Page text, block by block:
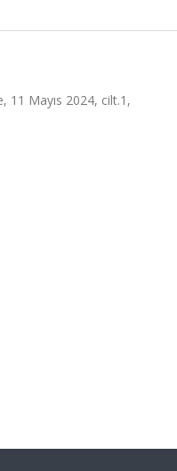
11 Mayıs 2024, cilt.1,